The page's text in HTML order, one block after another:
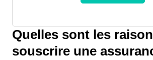
Quelles sont les
souscrire une